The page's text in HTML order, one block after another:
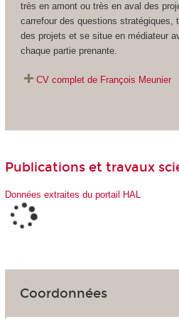
très en amont ou très en aval des
carrefour des questions stratégiques,
des projets et se situe en médiateur
chaque partie prenante.
CV complet de François Meunier
Publications et travaux
Données extraites du portail HAL
Coordonnées